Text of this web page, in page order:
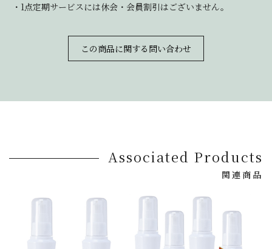
・1点定期サービスには休会・会員割引はございません。
この商品に関する問い合わせ
Associated Products
関連商品